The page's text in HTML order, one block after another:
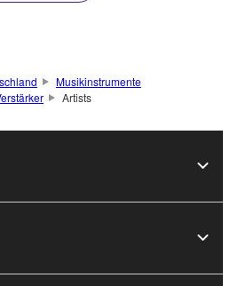
Musikinstrumente
Artists